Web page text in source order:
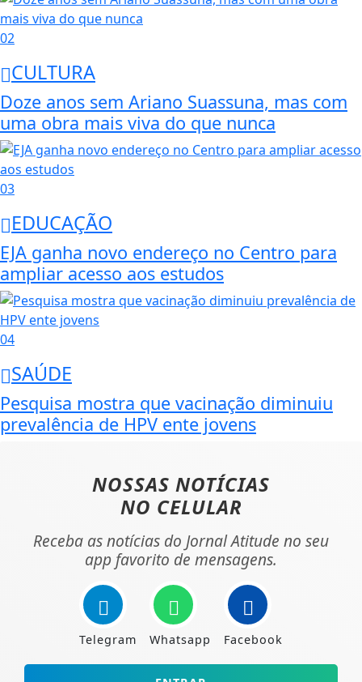
02
CULTURA
Doze anos sem Ariano Suassuna, mas com
uma obra mais viva do que nunca
03
EDUCAÇÃO
EJA ganha novo endereço no Centro para
ampliar acesso aos estudos
04
SAÚDE
Pesquisa mostra que vacinação diminuiu
prevalência de HPV ente jovens
NOSSAS NOTÍCIAS
NO CELULAR
Receba as notícias do Jornal Atitude no seu
app favorito de mensagens.
Telegram Whatsapp Facebook